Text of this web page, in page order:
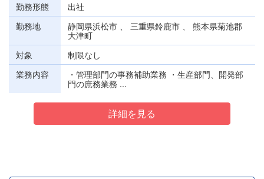
勤務形態
出社
勤務地
静岡県浜松市 、 三重県鈴鹿市 、 熊本県菊池郡
大津町
対象
制限なし
業務内容
・管理部門の事務補助業務 ・生産部門、開発部
門の庶務業務 ...
詳細を見る